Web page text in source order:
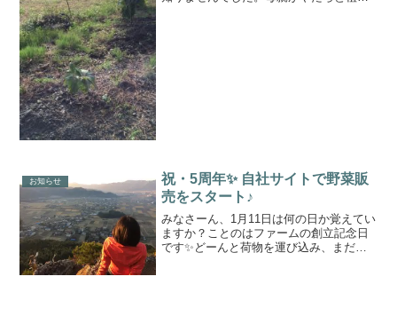
お知らせ
祝・5周年✨ 自社サイトで野菜販
売をスタート♪
みなさーん、1月11日は何の日か覚えてい
ますか？ことのはファームの創立記念日
です✨どーんと荷物を運び込み、まだ慣